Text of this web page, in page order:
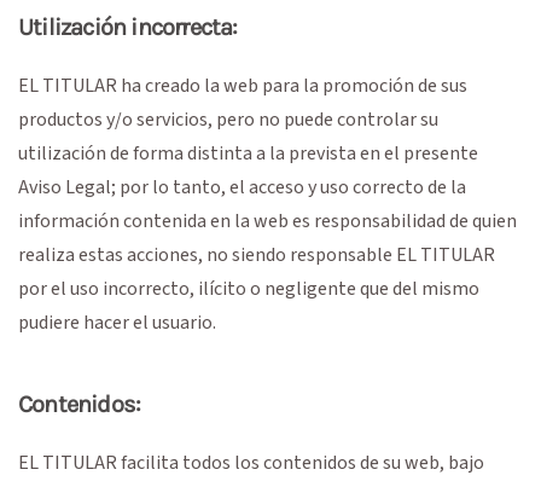
Utilización incorrecta:
EL TITULAR ha creado la web para la promoción de sus
productos y/o servicios, pero no puede controlar su
utilización de forma distinta a la prevista en el presente
Aviso Legal; por lo tanto, el acceso y uso correcto de la
información contenida en la web es responsabilidad de quien
realiza estas acciones, no siendo responsable EL TITULAR
por el uso incorrecto, ilícito o negligente que del mismo
pudiere hacer el usuario.
Contenidos:
EL TITULAR facilita todos los contenidos de su web, bajo